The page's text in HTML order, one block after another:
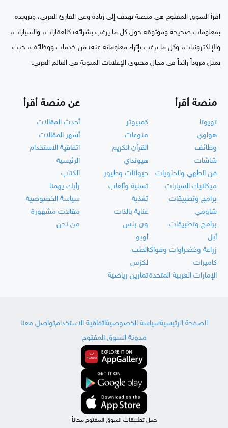
اقرأ السوق المفتوح هي منصة تهدف إلى زيادة وعي القارئ العربي، وتزويده
بمعلومات صحيحة وموثوقة حول كل ما يرغب بشرائه؛ كالعقارات، والسيارات،
والإلكترونيات، وكل ما يرغب بإثراء معلوماته عنه؛ من خدمات ووظائف، حيث
يمثل مزوداً رائداً في مجال محتوى الإعلانات المبوبة في العالم العربي.
منصة أقرأ
تويوتا
كمبيوتر
هواوي
منوعات
وظائف
القرآن الكريم
شاشات
هيونداي
فن الطهي والحلويات
حيوانات وطيور
ميكانيك السيارات
تسلية وألعاب
برامج وتطبيقات
تغذية
شاومي
عناية بالذات
برامج وتطبيقات
ون بلس
أبل
أوبو
زراعة وخضراوات وفواكهالطب
كاميرات
لكزس
الإمارات العربية المتحدةتمارين رياضية
عن منصة أقرأ
أحدث المقالات
أشهر المقالات
اتفاقية الاستخدام
الرئيسية
الكتاب
رأيك يهمنا
سياسة الخصوصية
مقالات مشهورة
من نحن
الصفحة الرئيسيةسياسة الخصوصيةاتفاقية الاستخدامتواصل معنا
مدونة السوق المفتوح
حمل تطبيقات السوق المفتوح مجاناً